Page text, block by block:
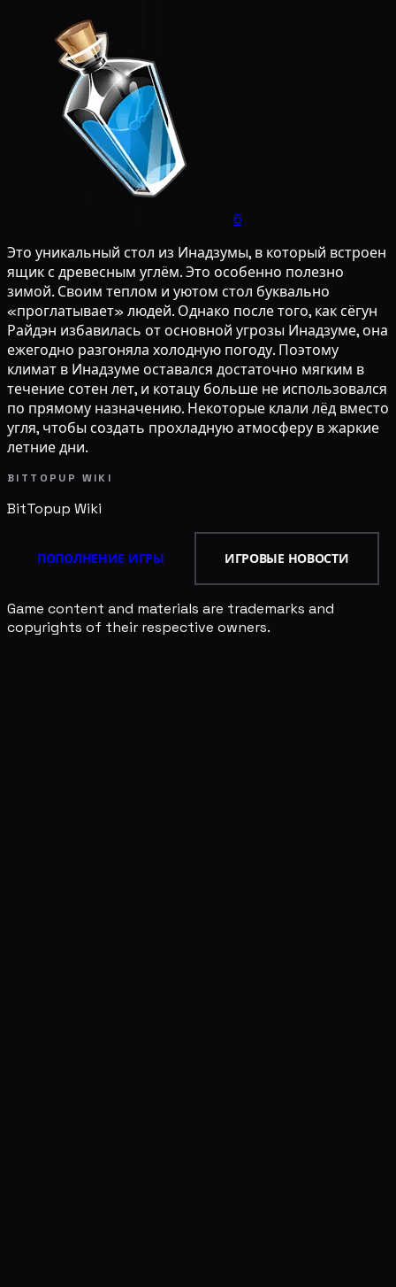
6
Это уникальный стол из Инадзумы, в который встроен
ящик с древесным углём. Это особенно полезно
зимой. Своим теплом и уютом стол буквально
«проглатывает» людей. Однако после того, как сёгун
Райдэн избавилась от основной угрозы Инадзуме, она
ежегодно разгоняла холодную погоду. Поэтому
климат в Инадзуме оставался достаточно мягким в
течение сотен лет, и котацу больше не использовался
по прямому назначению. Некоторые клали лёд вместо
угля, чтобы создать прохладную атмосферу в жаркие
летние дни.
BITTOPUP WIKI
BitTopup Wiki
ПОПОЛНЕНИЕ ИГРЫ ИГРОВЫЕ НОВОСТИ
Game content and materials are trademarks and
copyrights of their respective owners.